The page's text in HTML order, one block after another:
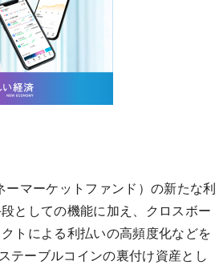
マーケットファンド）の新たな利
としての機能に加え、クロスボー
トによる利払いの高頻度化などを
テーブルコインの裏付け資産とし